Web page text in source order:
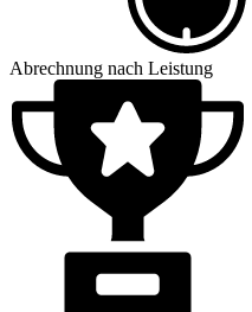
Abrechnung nach Leistung